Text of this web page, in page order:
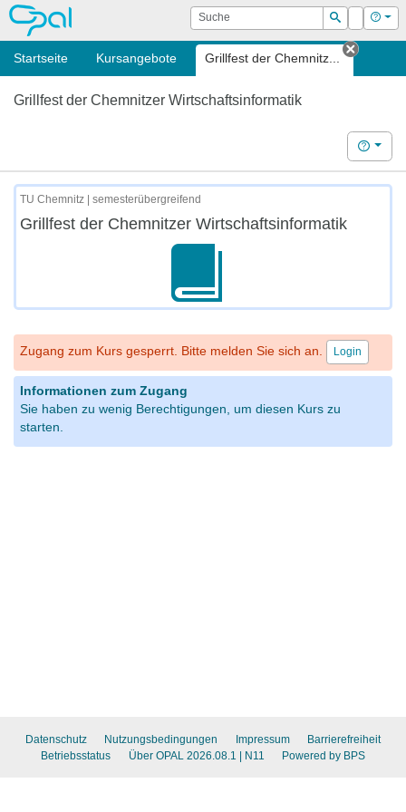
OPAL Suche
Suchen
Login Hilfe
Startseite Kursangebote Grillfest der Chemnitz...
Tab
Grillfest der Chemnitzer Wirtschaftsinformatik
Hilfe
TU Chemnitz | semesterübergreifend
Grillfest der Chemnitzer Wirtschaftsinformatik
Zugang zum Kurs gesperrt. Bitte melden Sie sich an. Login
Informationen zum Zugang
Sie haben zu wenig Berechtigungen, um diesen Kurs zu
starten.
Datenschutz Nutzungsbedingungen Impressum
Barrierefreiheit
Betriebsstatus
Über OPAL 2026.08.1 | N11 Powered by BPS